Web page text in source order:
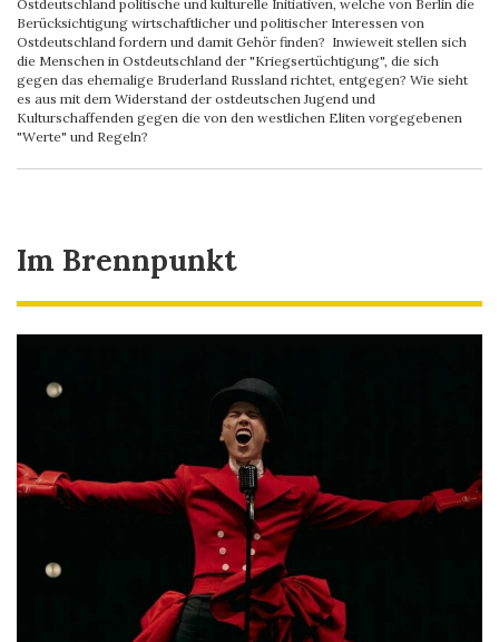
Ostdeutschland politische und kulturelle Initiativen, welche von Berlin die
Berücksichtigung wirtschaftlicher und politischer Interessen von
Ostdeutschland fordern und damit Gehör finden? Inwieweit stellen sich
die Menschen in Ostdeutschland der "Kriegsertüchtigung", die sich
gegen das ehemalige Bruderland Russland richtet, entgegen? Wie sieht
es aus mit dem Widerstand der ostdeutschen Jugend und
Kulturschaffenden gegen die von den westlichen Eliten vorgegebenen
"Werte" und Regeln?
Im Brennpunkt